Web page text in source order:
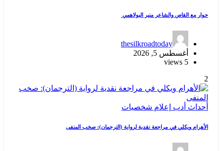
حوار مع القاص والشاعر منير البولاهمي
thesilkroadtoday
أغسطس 5, 2026
5 views
2
أحداث أدب إعلام شخصيات
الأهرام ويكلي في مراجعة نقدية لرواية (الترجمان): صخب المنفى